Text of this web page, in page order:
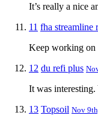
It’s really a nice
11 fha streamline
Keep working on
12 du refi plus
It was
13 Topsoil Nov